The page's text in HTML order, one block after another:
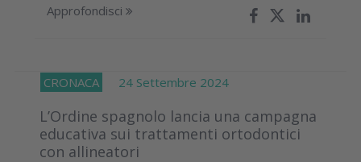
Approfondisci
CRONACA 24 Settembre 2024
L’Ordine spagnolo lancia una campagna
educativa sui trattamenti ortodontici
con allineatori